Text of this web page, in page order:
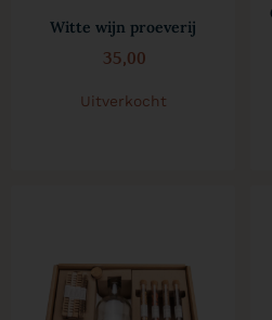
Witte wijn proeverij
35,00
Uitverkocht